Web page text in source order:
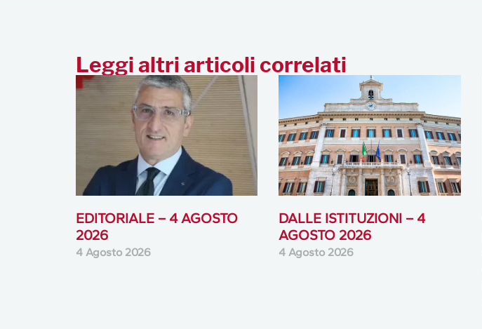
Leggi altri articoli correlati
EDITORIALE – 4 AGOSTO
2026
4 Agosto 2026
DALLE ISTITUZIONI – 4
AGOSTO 2026
4 Agosto 2026